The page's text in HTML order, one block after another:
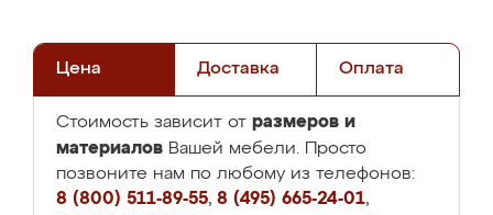
Цена Доставка Оплата
Стоимость зависит от размеров и
материалов Вашей мебели. Просто
позвоните нам по любому из телефонов:
8 (800) 511-89-55, 8 (495) 665-24-01,